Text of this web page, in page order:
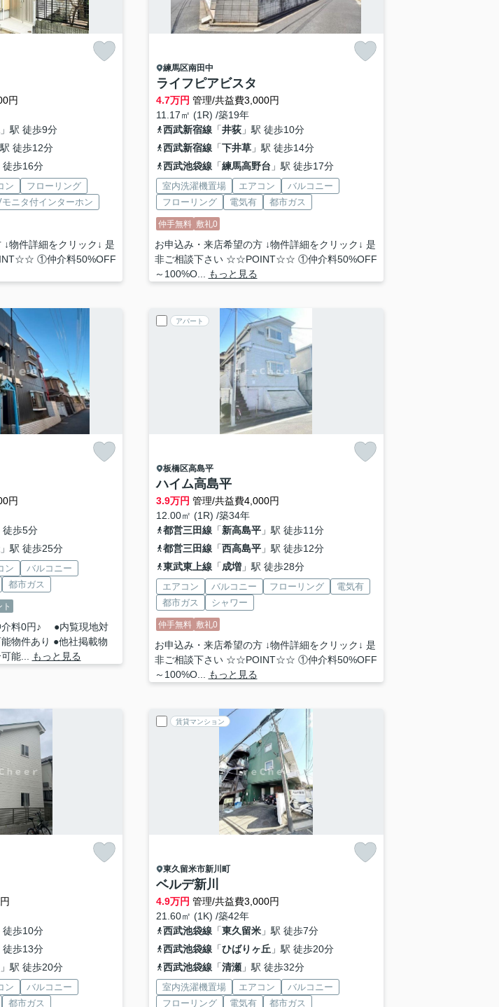
円
」駅 徒歩9分
徒歩12分
徒歩16分
ン
フローリング
モニタ付インターホン
物件詳細をクリック↓ 是
①仲介料50%OFF
練馬区南田中
ライフピアビスタ
4.7万円 管理/共益費3,000円
11.17㎡ (1R) /築19年
西武新宿線「井荻」駅 徒歩10分
西武新宿線「下井草」駅 徒歩14分
西武池袋線「練馬高野台 」駅 徒歩17分
室内洗濯機置場 エアコン
バルコニー
フローリング
電気有 都市ガス
仲手無料 敷礼0
お申込み・来店希望の方 ↓物件詳細をクリック↓ 是
非ご相談下さい ☆☆POINT☆☆ ①仲介料50%OFF
～100%O...
もっと見る
円
徒歩5分
」駅 徒歩25分
ン
バルコニー
都市ガス
介料0円♪ ●内覧現地対
物件あり ●他社掲載物
能...
もっと見る
アパート
板橋区高島平
ハイム高島平
3.9万円 管理/共益費4,000円
12.00㎡ (1R) /築34年
都営三田線「新高島平」駅 徒歩11分
都営三田線「西高島平」駅 徒歩12分
東武東上線「成増」駅 徒歩28分
エアコン バルコニー フローリング
電気有
都市ガス
シャワー
仲手無料 敷礼0
お申込み・来店希望の方 ↓物件詳細をクリック↓ 是
非ご相談下さい ☆☆POINT☆☆ ①仲介料50%OFF
～100%O...
もっと見る
徒歩10分
徒歩13分
」駅 徒歩20分
ン
バルコニー
都市ガス
賃貸マンション
東久留米市新川町
ベルデ新川
4.9万円 管理/共益費3,000円
21.60㎡ (1K) /築42年
西武池袋線「東久留米」駅 徒歩7分
西武池袋線「ひばりヶ丘 」駅 徒歩20分
西武池袋線「清瀬」駅 徒歩32分
室内洗濯機置場 エアコン
バルコニー
フローリング
電気有 都市ガス